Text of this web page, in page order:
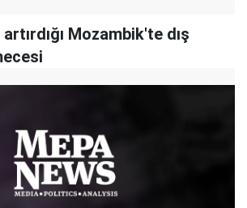
Mozambik'te dış